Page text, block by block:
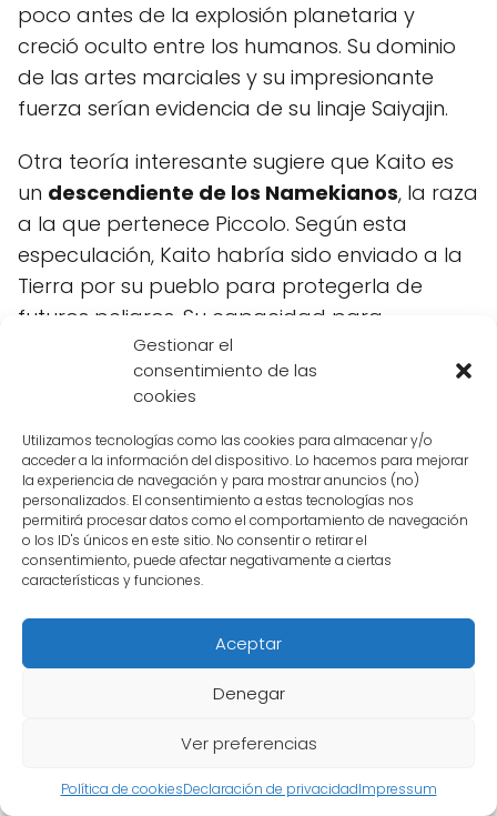
Gestionar el
consentimiento de las
cookies
Utilizamos tecnologías como las cookies para almacenar y/o
acceder a la información del dispositivo. Lo hacemos para mejorar
la experiencia de navegación y para mostrar anuncios (no)
personalizados. El consentimiento a estas tecnologías nos
permitirá procesar datos como el comportamiento de navegación
o los ID's únicos en este sitio. No consentir o retirar el
consentimiento, puede afectar negativamente a ciertas
características y funciones.
Aceptar
Denegar
Ver preferencias
Política de cookiesDeclaración de privacidadImpressum
poco antes de la explosión planetaria y
creció oculto entre los humanos. Su dominio
de las artes marciales y su impresionante
fuerza serían evidencia de su linaje Saiyajin.
Otra teoría interesante sugiere que Kaito es
un descendiente de los Namekianos, la raza
a la que pertenece Piccolo. Según esta
especulación, Kaito habría sido enviado a la
Tierra por su pueblo para protegerla de
futuros peligros. Su capacidad para
fusionarse con otros seres y su habilidad
para regenerar sus extremidades serían
indicios de su origen Namekiano.
Algunos fanáticos incluso han planteado la
posibilidad de que Kaito sea una forma
alternativa de Goku proveniente de una línea
de tiempo diferente. Según esta teoría, Kaito
sería una versión más oscura y misteriosa de
Goku que proviene de un futuro alternativo.
Su apariencia física similar a la de Goku y su
serían pistas de esta conexión.
especulaciones, la verdadera identidad de